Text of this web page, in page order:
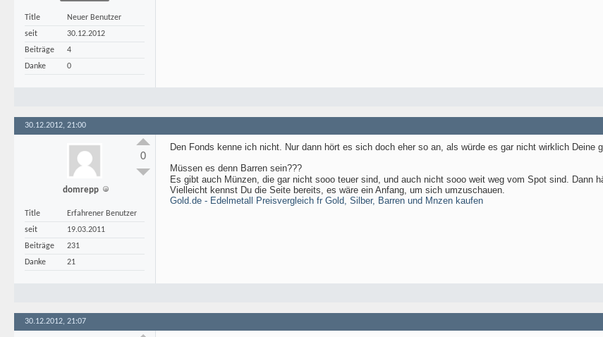
Title
Neuer Benutzer
seit
30.12.2012
Beiträge
4
Danke
0
30.12.2012, 21:00
domrepp
Title
Erfahrener Benutzer
seit
19.03.2011
Beiträge
231
Danke
21
0
Den Fonds kenne ich nicht. Nur dann hört es sich doch eher so an, als würde es gar nicht wirklich Deine
Müssen es denn Barren sein???
Es gibt auch Münzen, die gar nicht sooo teuer sind, und auch nicht sooo weit weg vom Spot sind. Dann
Vielleicht kennst Du die Seite bereits, es wäre ein Anfang, um sich umzuschauen.
Gold.de - Edelmetall Preisvergleich fr Gold, Silber, Barren und Mnzen kaufen
30.12.2012, 21:07